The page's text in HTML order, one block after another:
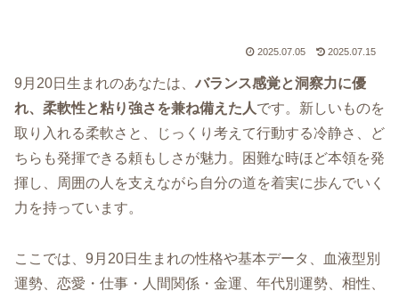
2025.07.05 2025.07.15
9月20日生まれのあなたは、 バランス感覚と洞察力に優
れ、柔軟性と粘り強さを兼ね備えた人です。新しいものを
取り入れる柔軟さと、じっくり考えて行動する冷静さ、ど
ちらも発揮できる頼もしさが魅力。困難な時ほど本領を発
揮し、周囲の人を支えながら自分の道を着実に歩んでいく
力を持っています。
ここでは、9月20日生まれの性格や基本データ、血液型別
運勢、恋愛・仕事・人間関係・金運、年代別運勢、相性、